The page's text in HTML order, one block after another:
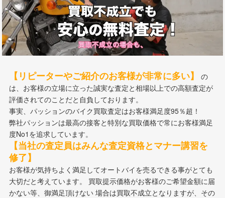
【リピーターやご紹介のお客様が非常に多い】
は、お客様の立場に立った誠実な査定と相場以上での高額査定が
評価されてのことだと自負しております。
事実、パッションのバイク買取査定はお客様満足度95％超！
弊社パッションは最高の接客と特別な買取価格で常にお客様満足
度No1を追求しています。
【当社の査定員はみんな査定資格とマナー講習を
修了】
お客様が気持ちよく満足してオートバイを売るできる事がとても
大切だと考えています。 買取提示価格がお客様のご希望金額に届
かない等、御満足頂けない 場合は買取不成立となりますが、その